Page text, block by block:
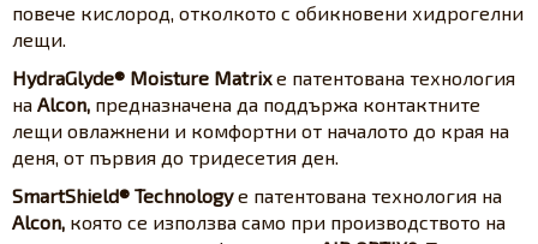
повече кислород, отколкото с обикновени хидрогелни
лещи.
HydraGlyde® Moisture Matrixе патентована технология
на Alcon, предназначена да поддържа контактните
лещи овлажнени и комфортни от началото до края на
деня, от първия до тридесетия ден.
SmartShield® Technologyе патентована технология на
Alcon, която се използва само при производството на